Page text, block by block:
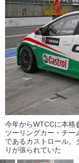
今年からWTCCに本格
ツーリングカー・チー
であるカストロール。
りが張られていた